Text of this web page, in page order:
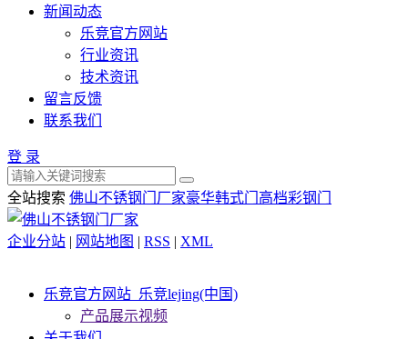
新闻动态
乐竞官方网站
行业资讯
技术资讯
留言反馈
联系我们
登 录
全站搜索 佛山不锈钢门厂家豪华韩式门 高档彩钢门
企业分站 | 网站地图 | RSS | XML
乐竞官方网站_乐竞lejing(中国)
产品展示视频